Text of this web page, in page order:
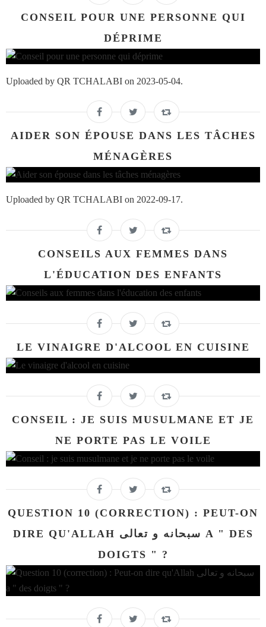
CONSEIL POUR UNE PERSONNE QUI
DÉPRIME
Uploaded by QR TCHALABI on 2023-05-04.
AIDER SON ÉPOUSE DANS LES TÂCHES
MÉNAGÈRES
Uploaded by QR TCHALABI on 2022-09-17.
CONSEILS AUX FEMMES DANS
L'ÉDUCATION DES ENFANTS
LE VINAIGRE D'ALCOOL EN CUISINE
CONSEIL : JE SUIS MUSULMANE ET JE
NE PORTE PAS LE VOILE
QUESTION 10 (CORRECTION) : PEUT-ON
DIRE QU'ALLAH سبحانه و تعالى A " DES
DOIGTS " ?